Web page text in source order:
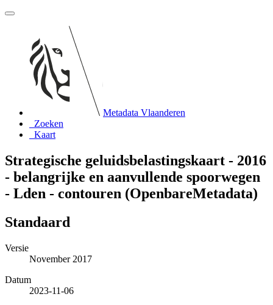
Metadata Vlaanderen
Zoeken
Kaart
Strategische geluidsbelastingskaart - 2016
- belangrijke en aanvullende spoorwegen
- Lden - contouren (OpenbareMetadata)
Standaard
Versie
November 2017
Datum
2023-11-06